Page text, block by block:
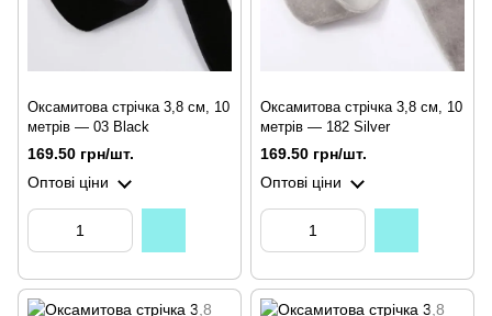
Оксамитова стрічка 3,8 см, 10
метрів — 03 Black
169.50 грн/шт.
Оптові ціни
Оксамитова стрічка 3,8 см, 10
метрів — 182 Silver
169.50 грн/шт.
Оптові ціни